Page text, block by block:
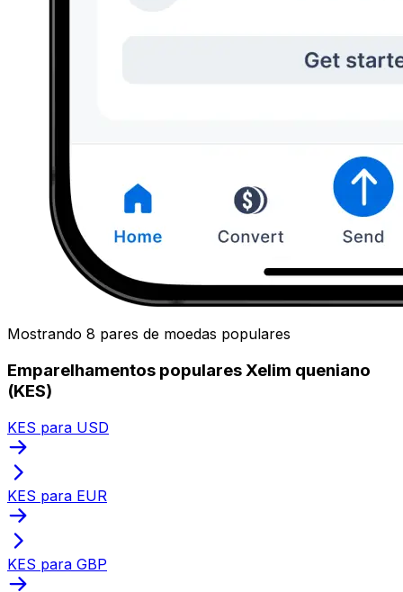
Mostrando 8 pares de moedas populares
Emparelhamentos populares Xelim queniano
(KES)
KES para USD
KES para EUR
KES para GBP